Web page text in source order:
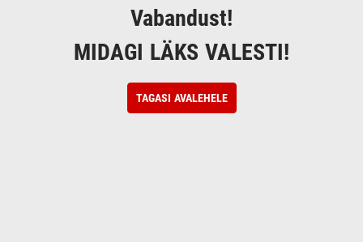
Vabandust!
MIDAGI LÄKS VALESTI!
TAGASI AVALEHELE